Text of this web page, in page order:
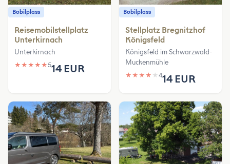
Bobilplass
Reisemobilstellplatz
Unterkirnach
Unterkirnach
★ ★ ★ ★ ★514 EUR
Bobilplass
Stellplatz Bregnitzhof
Königsfeld
Königsfeld im Schwarzwald-
Muckenmühle
★ ★ ★ ★ ★ 414 EUR